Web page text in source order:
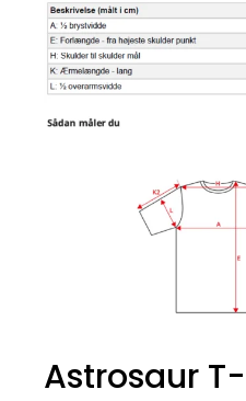
Astrosaur